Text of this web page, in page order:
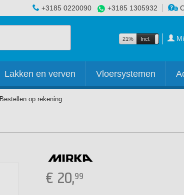
+3185 0220090 +3185 1305932
21% Incl. Excl.
Lakken en verven Vloersystemen
Bestellen op rekening
€ 20,99